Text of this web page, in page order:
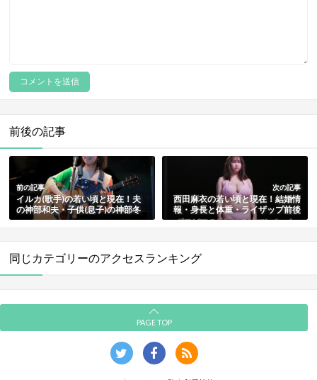
前後の記事
前の記事
イルカ(歌手)の若い頃と現在！夫
の神部和夫・子供(息子)の神部冬
馬や孫・再婚情報・身長などプロ
次の記事
西田麻衣の若い頃と現在！結婚情
報・身長と体重・ライザップ前後
のスタイルの比較まとめ
同じカテゴリーのアクセスランキング
PAGE TOP